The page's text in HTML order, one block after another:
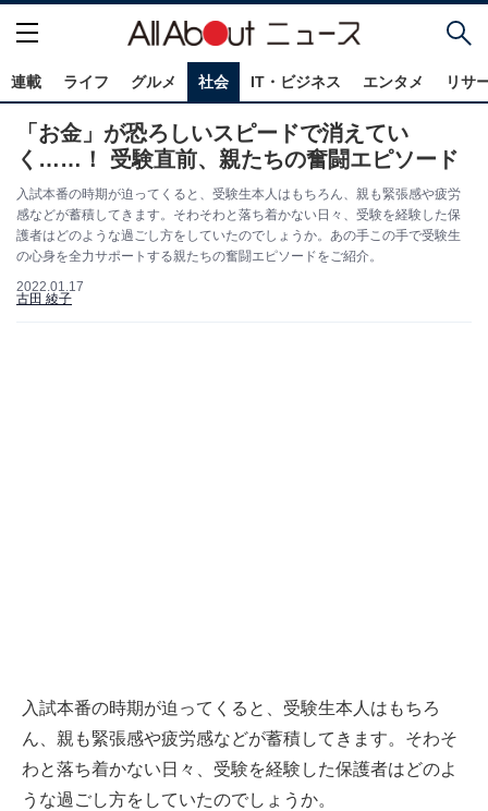
連載 ライフ グルメ 社会 IT・ビジネス エンタメ リサ
「お金」が恐ろしいスピードで消えてい
く……！ 受験直前、親たちの奮闘エピソード
入試本番の時期が迫ってくると、受験生本人はもちろん、親も緊張感や疲労
感などが蓄積してきます。そわそわと落ち着かない日々、受験を経験した保
護者はどのような過ごし方をしていたのでしょうか。あの手この手で受験生
の心身を全力サポートする親たちの奮闘エピソードをご紹介。
2022.01.17
古田 綾子
入試本番の時期が迫ってくると、受験生本人はもちろ
ん、親も緊張感や疲労感などが蓄積してきます。そわそ
わと落ち着かない日々、受験を経験した保護者はどのよ
うな過ごし方をしていたのでしょうか。